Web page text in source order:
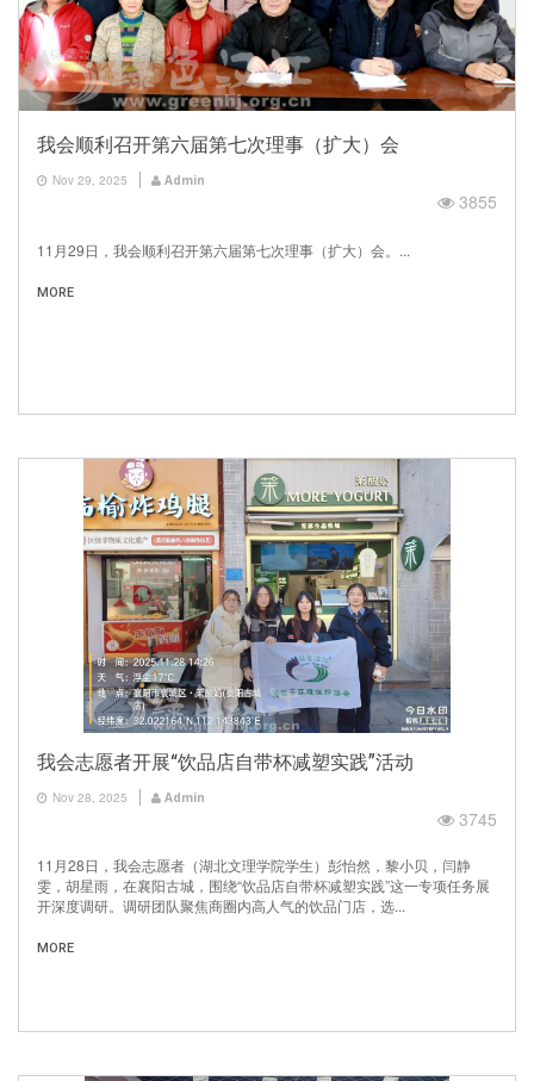
我会顺利召开第六届第七次理事（扩大）会
Nov 29, 2025 Admin
3855
11月29日，我会顺利召开第六届第七次理事（扩大）会。...
MORE
我会志愿者开展“饮品店自带杯减塑实践”活动
Nov 28, 2025 Admin
3745
11月28日，我会志愿者（湖北文理学院学生）彭怡然，黎小贝，闫静
雯，胡星雨，在襄阳古城，围绕“饮品店自带杯减塑实践”这一专项任务展
开深度调研。调研团队聚焦商圈内高人气的饮品门店，选...
MORE